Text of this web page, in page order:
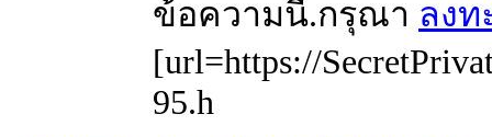
ข้อความนี้.กรุณา ลงท
[url=https://
95.h